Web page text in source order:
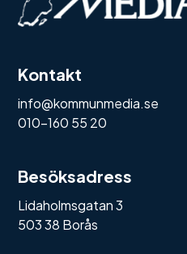
Kontakt
info@kommunmedia.se
010-160 55 20
Besöksadress
Lidaholmsgatan 3
503 38 Borås